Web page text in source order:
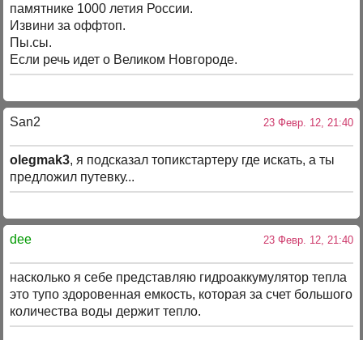
памятнике 1000 летия России.
Извини за оффтоп.
Пы.сы.
Если речь идет о Великом Новгороде.
San2 23 Февр. 12, 21:40
olegmak3, я подсказал топикстартеру где искать, а ты
предложил путевку...
dee 23 Февр. 12, 21:40
насколько я себе представляю гидроаккумулятор тепла
это тупо здоровенная емкость, которая за счет большого
количества воды держит тепло.